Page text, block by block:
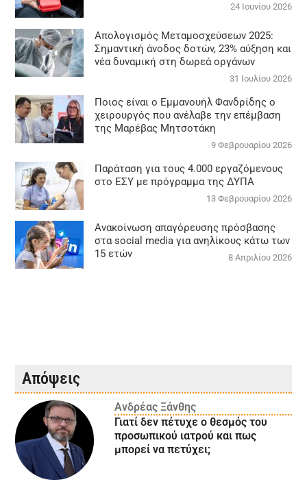
24 Ιουνίου 2026
Απολογισμός Μεταμοσχεύσεων 2025:
Σημαντική άνοδος δοτών, 23% αύξηση και
νέα δυναμική στη δωρεά οργάνων
31 Ιουλίου 2026
Ποιος είναι ο Εμμανουήλ Φανδρίδης ο
χειρουργός που ανέλαβε την επέμβαση
της Μαρέβας Μητσοτάκη
9 Φεβρουαρίου 2026
Παράταση για τους 4.000 εργαζόμενους
στο ΕΣΥ με πρόγραμμα της ΔΥΠΑ
13 Φεβρουαρίου 2026
Ανακοίνωση απαγόρευσης πρόσβασης
στα social media για ανηλίκους κάτω των
15 ετών
8 Απριλίου 2026
Απόψεις
Ανδρέας Ξάνθης
Γιατί δεν πέτυχε ο θεσμός του
προσωπικού ιατρού και πως
μπορεί να πετύχει;